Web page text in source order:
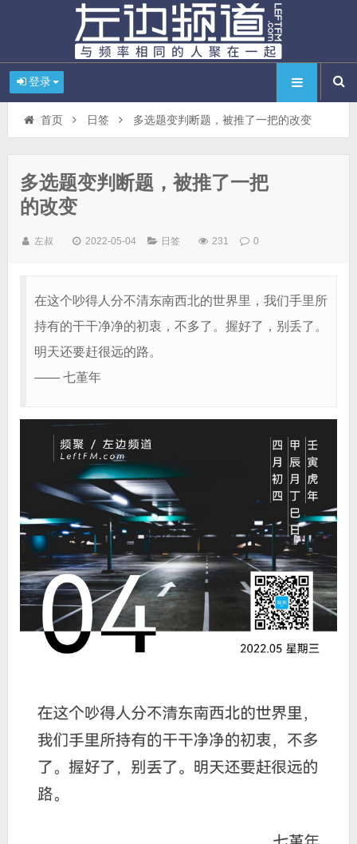
登录
首页 日签 多选题变判断题，被推了一把的改变
多选题变判断题，被推了一把
的改变
左叔 2022-05-04 日签 231 0
在这个吵得人分不清东南西北的世界里，我们手里所
持有的干干净净的初衷，不多了。握好了，别丢了。
明天还要赶很远的路。
—— 七堇年